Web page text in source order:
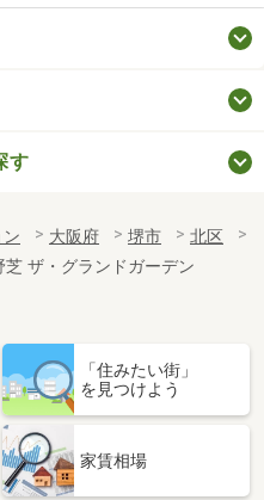
す
大阪府 堺市
北区
ザ・グランドガーデン
「住みたい街」
を見つけよう
家賃相場